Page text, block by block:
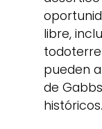
libre,
pueden
de
históricos.